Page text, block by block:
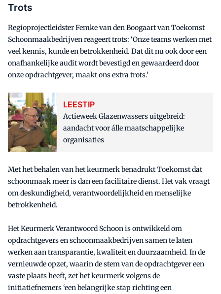
Trots
Regioprojectleidster Femke van den Boogaart van Toekomst
Schoonmaakbedrijven reageert trots: ‘Onze teams werken met
veel kennis, kunde en betrokkenheid. Dat dit nu ook door een
onafhankelijke audit wordt bevestigd en gewaardeerd door
onze opdrachtgever, maakt ons extra trots.’
LEESTIP
Actieweek Glazenwassers uitgebreid:
aandacht voor álle maatschappelijke
organisaties
Met het behalen van het keurmerk benadrukt Toekomst dat
schoonmaak meer is dan een facilitaire dienst. Het vak vraagt
om deskundigheid, verantwoordelijkheid en menselijke
betrokkenheid.
Het Keurmerk Verantwoord Schoon is ontwikkeld om
opdrachtgevers en schoonmaakbedrijven samen te laten
werken aan transparantie, kwaliteit en duurzaamheid. In de
vernieuwde opzet, waarin de stem van de opdrachtgever een
vaste plaats heeft, zet het keurmerk volgens de
initiatiefnemers ‘een belangrijke stap richting een